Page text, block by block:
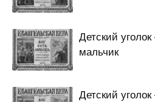
Детский
мальчик
Детский